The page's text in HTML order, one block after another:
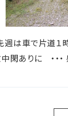
週は車で片道
閑ありに ・・